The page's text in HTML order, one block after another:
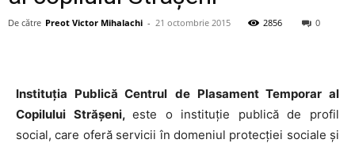
De către Preot Victor Mihalachi - 21 octombrie 2015 2856 0
Instituţia Publică Centrul de Plasament Temporar al
Copilului Strășeni,este o instituţie publică de profil
social, care oferă servicii în domeniul protecţiei sociale şi